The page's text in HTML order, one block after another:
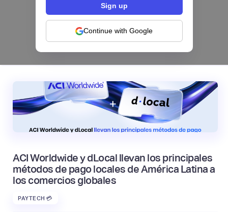
Continue with Google
Los bancos se están dividiendo en dos
categorías frente a la IA | Mambu
ACI Worldwide y dLocal llevan los principales
métodos de pago locales de América Latina a
los comercios globales
PAYTECH 💳